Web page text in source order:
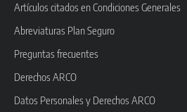
Artículos citados en Condiciones Generales
Abreviaturas Plan Seguro
Preguntas frecuentes
Derechos ARCO
Datos Personales y Derechos ARCO